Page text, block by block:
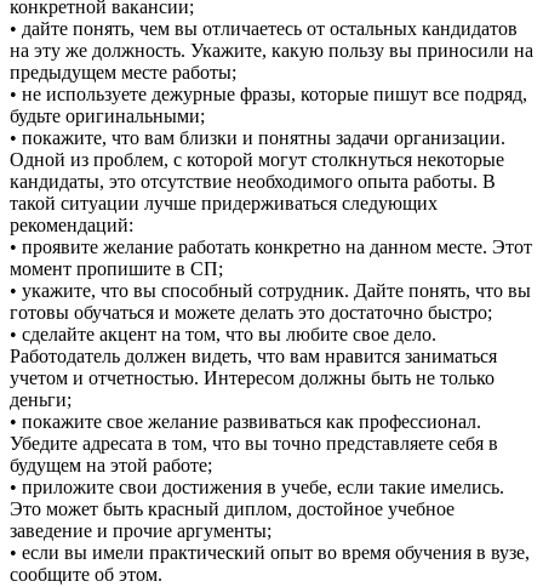
конкретной вакансии;
• дайте понять, чем вы отличаетесь от остальных кандидатов
на эту же должность. Укажите, какую пользу вы приносили на
предыдущем месте работы;
• не используете дежурные фразы, которые пишут все подряд,
будьте оригинальными;
• покажите, что вам близки и понятны задачи организации.
Одной из проблем, с которой могут столкнуться некоторые
кандидаты, это отсутствие необходимого опыта работы. В
такой ситуации лучше придерживаться следующих
рекомендаций:
• проявите желание работать конкретно на данном месте. Этот
момент пропишите в СП;
• укажите, что вы способный сотрудник. Дайте понять, что вы
готовы обучаться и можете делать это достаточно быстро;
• сделайте акцент на том, что вы любите свое дело.
Работодатель должен видеть, что вам нравится заниматься
учетом и отчетностью. Интересом должны быть не только
деньги;
• покажите свое желание развиваться как профессионал.
Убедите адресата в том, что вы точно представляете себя в
будущем на этой работе;
• приложите свои достижения в учебе, если такие имелись.
Это может быть красный диплом, достойное учебное
заведение и прочие аргументы;
• если вы имели практический опыт во время обучения в вузе,
сообщите об этом.